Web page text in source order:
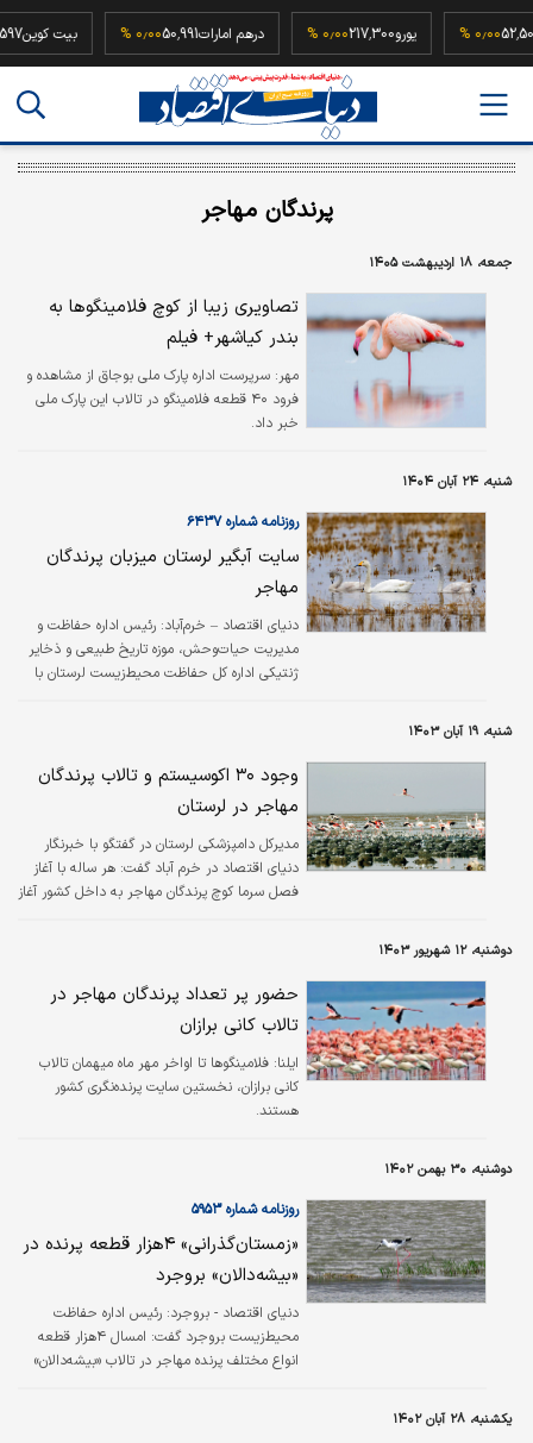
52,500,000 یورو217,300 درهم امارات50,991 بیت
پرندگان مهاجر
جمعه، ۱۸ اردیبهشت ۱۴۰۵
تصاویری زیبا از کوچ فلامینگو‌ها به
بندر کیاشهر+ فیلم
مهر: سرپرست اداره پارک ملی بوجاق از مشاهده و
فرود ۴۰ قطعه فلامینگو در تالاب این پارک ملی
خبر داد.
شنبه، ۲۴ آبان ۱۴۰۴
روزنامه شماره ۶۴۳۷
سایت آبگیر لرستان میزبان پرندگان
مهاجر
دنیای اقتصاد – خرم‌آباد: رئیس اداره حفاظت و
مدیریت حیات‌وحش، موزه تاریخ طبیعی و ذخایر
ژنتیکی اداره کل حفاظت محیط‌زیست لرستان با
کشورهای آسیای میانه و اسکاندیناوی و دیگر
مناطق سردسیر بالادست شروع می‌شود و در این
مسیر لرستان با توجه به اینکه دارای ظرفیت‌های
قابل‌توجهی در حوزه تالاب، آبگیر، سدها و
رودخانه‌ها در مسیر مهاجرت پرندگان برای
زمستان‌گذرانی است و از طرفی دارای…
شنبه، ۱۹ آبان ۱۴۰۳
وجود ۳۰ اکوسیستم و تالاب پرندگان
مهاجر در لرستان
مدیرکل دامپزشکی لرستان در گفتگو با خبرنگار
دنیای اقتصاد در خرم آباد گفت: هر ساله با آغاز
فصل سرما کوچ پرندگان مهاجر به داخل کشور آغاز
دوشنبه، ۱۲ شهریور ۱۴۰۳
حضور پر تعداد پرندگان مهاجر در
تالاب کانی برازان
ایلنا: فلامینگوها تا اواخر مهر ماه میهمان تالاب
کانی برازان، نخستین سایت پرنده‌نگری کشور
هستند.
دوشنبه، ۳۰ بهمن ۱۴۰۲
روزنامه شماره ۵۹۵۳
«زمستان‌‌‌گذرانی» ۴‌هزار قطعه پرنده در
«بیشه‌‌‌دالان» بروجرد
دنیای اقتصاد - بروجرد: رئیس اداره حفاظت
محیط‌‌‌زیست بروجرد گفت: امسال ۴‌هزار قطعه
انواع مختلف پرنده مهاجر در تالاب «بیشه‌‌‌دالان»
یکشنبه، ۲۸ آبان ۱۴۰۲